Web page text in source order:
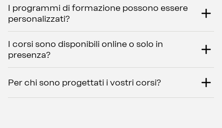
I programmi di formazione possono essere
personalizzati?
I corsi sono disponibili online o solo in
presenza?
Per chi sono progettati i vostri corsi?